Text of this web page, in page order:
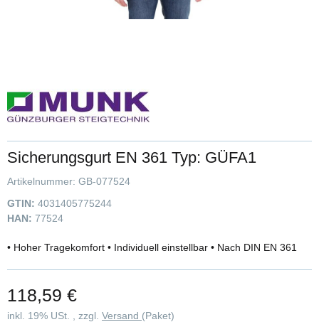
Sicherungsgurt EN 361 Typ: GÜFA1
Artikelnummer: GB-077524
GTIN: 4031405775244
HAN: 77524
• Hoher Tragekomfort • Individuell einstellbar • Nach DIN EN 361
118,59 €
inkl. 19% USt. , zzgl. Versand (Paket)